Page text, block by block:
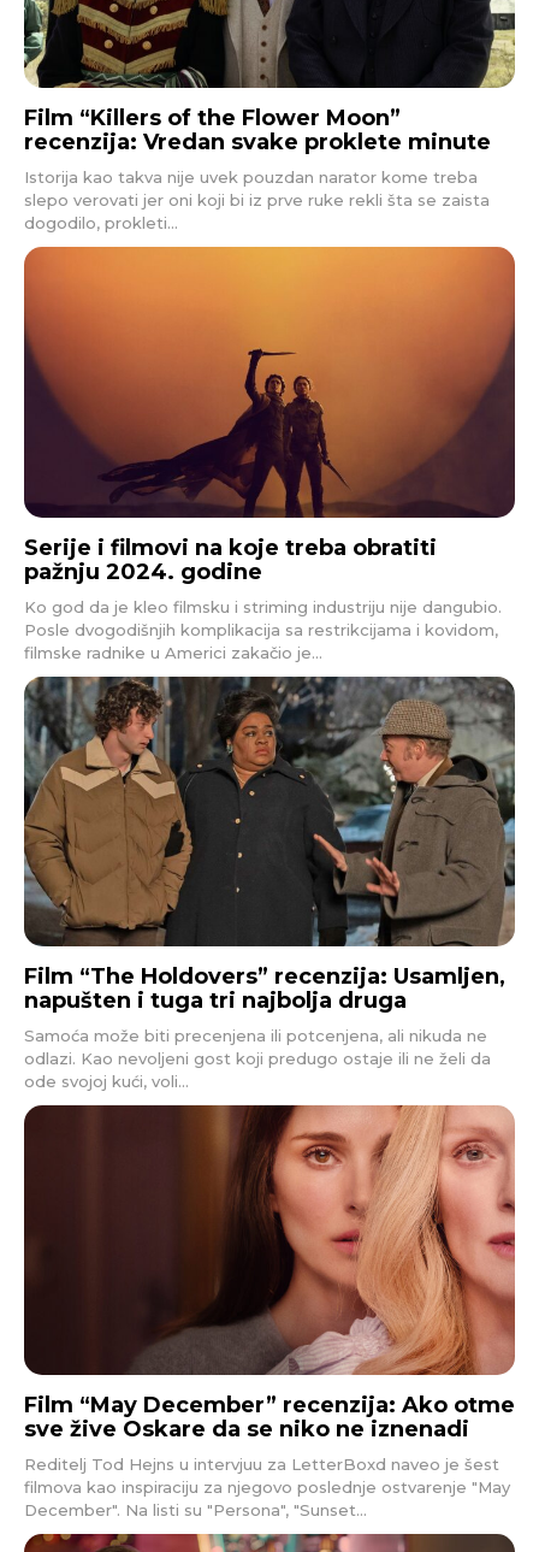
Film “Killers of the Flower Moon”
recenzija: Vredan svake proklete minute
Istorija kao takva nije uvek pouzdan narator kome treba
slepo verovati jer oni koji bi iz prve ruke rekli šta se zaista
dogodilo, prokleti...
Serije i filmovi na koje treba obratiti
pažnju 2024. godine
Ko god da je kleo filmsku i striming industriju nije dangubio.
Posle dvogodišnjih komplikacija sa restrikcijama i kovidom,
filmske radnike u Americi zakačio je...
Film “The Holdovers” recenzija: Usamljen,
napušten i tuga tri najbolja druga
Samoća može biti precenjena ili potcenjena, ali nikuda ne
odlazi. Kao nevoljeni gost koji predugo ostaje ili ne želi da
ode svojoj kući, voli...
Film “May December” recenzija: Ako otme
sve žive Oskare da se niko ne iznenadi
Reditelj Tod Hejns u intervjuu za LetterBoxd naveo je šest
filmova kao inspiraciju za njegovo poslednje ostvarenje "May
December". Na listi su "Persona", "Sunset...